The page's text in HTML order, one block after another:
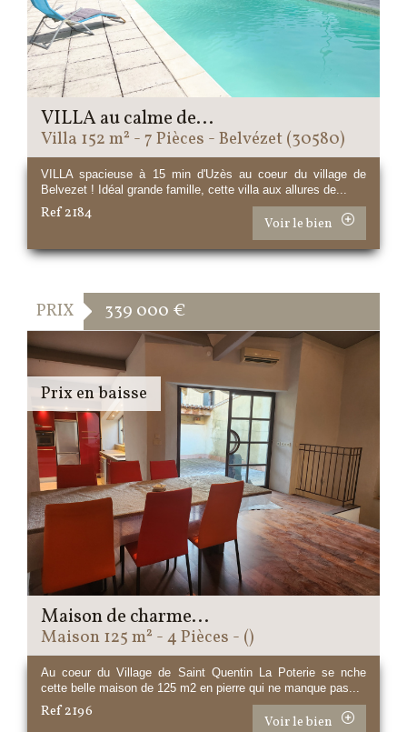
VILLA au calme de...
Villa 152 m² - 7 Pièces - Belvézet (30580)
VILLA spacieuse à 15 min d'Uzès au coeur du village de
Belvezet ! Idéal grande famille, cette villa aux allures de...
Ref 2184
Voir le bien
PRIX 339 000 €
Prix en baisse
Maison de charme...
Maison 125 m² - 4 Pièces - ()
Au coeur du Village de Saint Quentin La Poterie se nche
cette belle maison de 125 m2 en pierre qui ne manque pas...
Ref 2196
Voir le bien